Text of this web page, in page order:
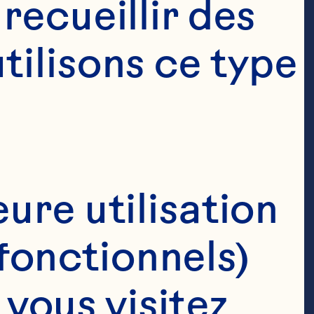
des
ce type
utilisation
visitez